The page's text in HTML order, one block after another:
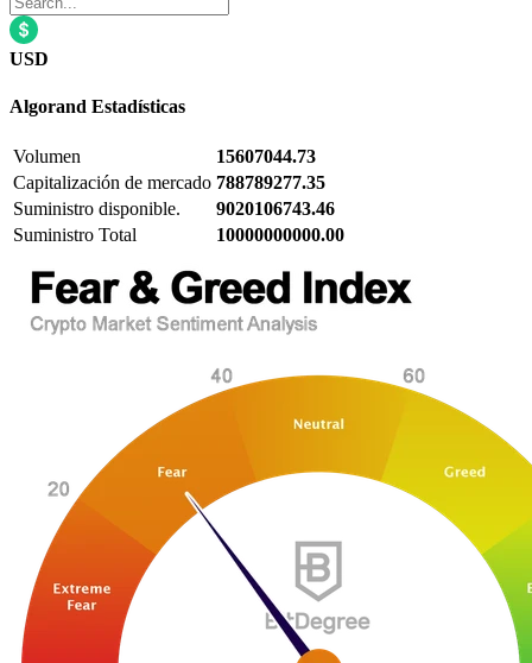
USD
Algorand Estadísticas
Volumen
15607044.73
Capitalización de mercado 788789277.35
Suministro disponible.
9020106743.46
Suministro Total
10000000000.00